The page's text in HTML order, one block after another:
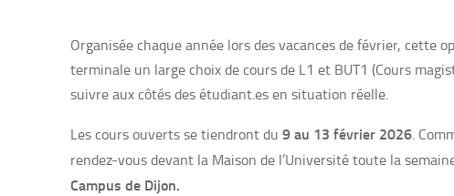
Organisée chaque année lors des vacances de février, cette
terminale un large choix de cours de L1 et BUT1 (Cours
suivre aux côtés des étudiant.es en situation réelle.
Les cours ouverts se tiendront du 9 au 13 février 2026.
rendez-vous devant la Maison de l’Université toute la
Campus de Dijon.